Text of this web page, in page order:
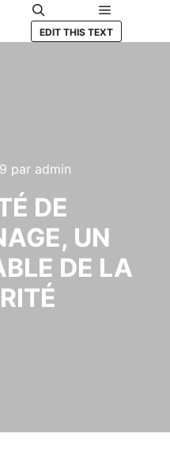
Rechercher Menu
EDIT THIS TEXT
par admin
DE
UN
DE LA